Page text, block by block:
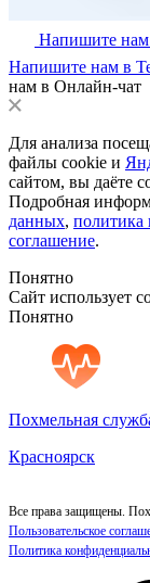
Напишите нам
Напишите нам в
нам в Онлайн-чат
Для анализа
файлы cookie и
сайтом, вы даёте
Подробная
данных, политика
соглашение.
Понятно
Сайт использует
Понятно
Похмельная
Красноярск
Все права защищены.
Пользовательское
Политика